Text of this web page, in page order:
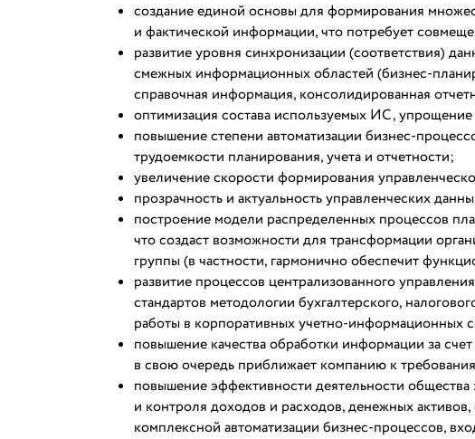
создание единой основы для формирования
и фактической информации, что потребует
развитие уровня синхронизации (соответствия)
смежных информационных областей (бизнес-
справочная информация, консолидированная
оптимизация состава используемых ИС,
повышение степени автоматизации бизнес-
трудоемкости планирования, учета и отчетности;
увеличение скорости формирования
прозрачность и актуальность управленческих
построение модели распределенных процессов
что создаст возможности для трансформации
группы (в частности, гармонично обеспечит
развитие процессов централизованного
стандартов методологии бухгалтерского,
работы в корпоративных учетно-информационных
повышение качества обработки информации за
в свою очередь приближает компанию к
повышение эффективности деятельности общества
и контроля доходов и расходов, денежных
комплексной автоматизации бизнес-процессов,